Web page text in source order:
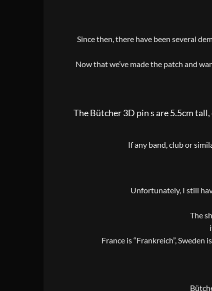
Since then, there have been several
Now that we’ve made the patch and
The Bütcher 3D pin s are 5.5cm
If any band, club or
Unfortunately, I still
The
France is “Frankreich”, Sweden